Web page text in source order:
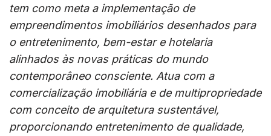
tem como meta a implementação de
empreendimentos imobiliários desenhados para
o entretenimento, bem-estar e hotelaria
alinhados às novas práticas do mundo
contemporâneo consciente. Atua com a
comercialização imobiliária e de multipropriedade
com conceito de arquitetura sustentável,
proporcionando entretenimento de qualidade,